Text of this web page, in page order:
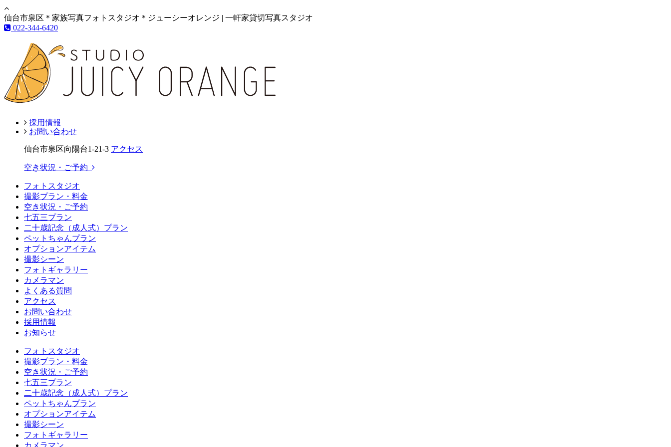
仙台市泉区＊家族写真フォトスタジオ＊ジューシーオレンジ | 一軒家貸切写真スタジオ
022-344-6420
採用情報
お問い合わせ
仙台市泉区向陽台1-21-3 アクセス
空き状況・ご予約
フォトスタジオ
撮影プラン・料金
空き状況・ご予約
七五三プラン
二十歳記念（成人式）プラン
ペットちゃんプラン
オプションアイテム
撮影シーン
フォトギャラリー
カメラマン
よくある質問
アクセス
お問い合わせ
採用情報
お知らせ
フォトスタジオ
撮影プラン・料金
空き状況・ご予約
七五三プラン
二十歳記念（成人式）プラン
ペットちゃんプラン
オプションアイテム
撮影シーン
フォトギャラリー
カメラマン